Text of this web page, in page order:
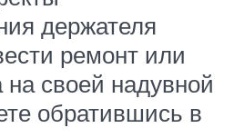
держателя
ремонт или
своей надувной
обратившись в